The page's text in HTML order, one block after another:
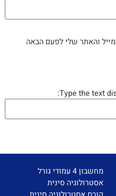
והאתר שלי לפעם הבאה
Type the text
מחשבון 4 עמודי גורל
אסטרולוגיה סינית